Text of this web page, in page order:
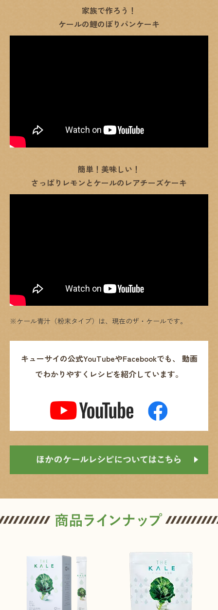
家族で作ろう！
ケールの鯉のぼりパンケーキ
簡単！美味しい！
さっぱりレモンとケールのレアチーズケーキ
※ケール青汁（粉末タイプ）は、現在のザ・ケールです。
キューサイの公式YouTubeやFacebookでも、 動画
でわかりやすくレシピを紹介しています。